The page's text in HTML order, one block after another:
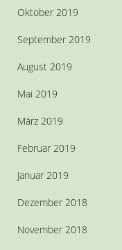
Oktober 2019
September 2019
August 2019
Mai 2019
März 2019
Februar 2019
Januar 2019
Dezember 2018
November 2018